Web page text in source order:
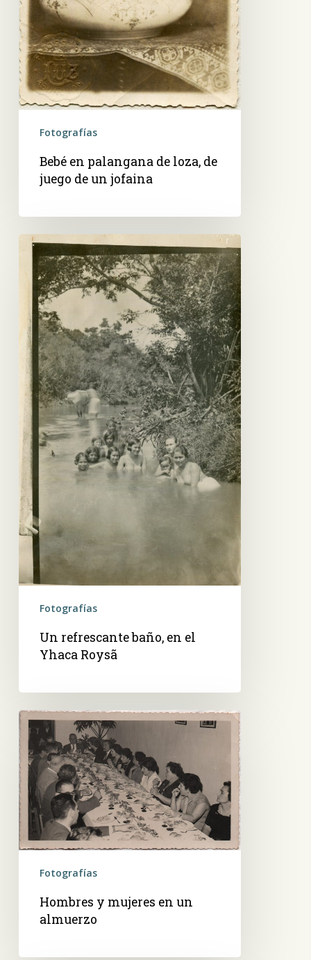
Fotografías
Bebé en palangana de loza, de
juego de un jofaina
refrescante
baño,
Yhaca
Roysã
Fotografías
Un refrescante baño, en el
Yhaca Roysã
Hombres
y
mujeres
en
un
almuerzo
Fotografías
Hombres y mujeres en un
almuerzo